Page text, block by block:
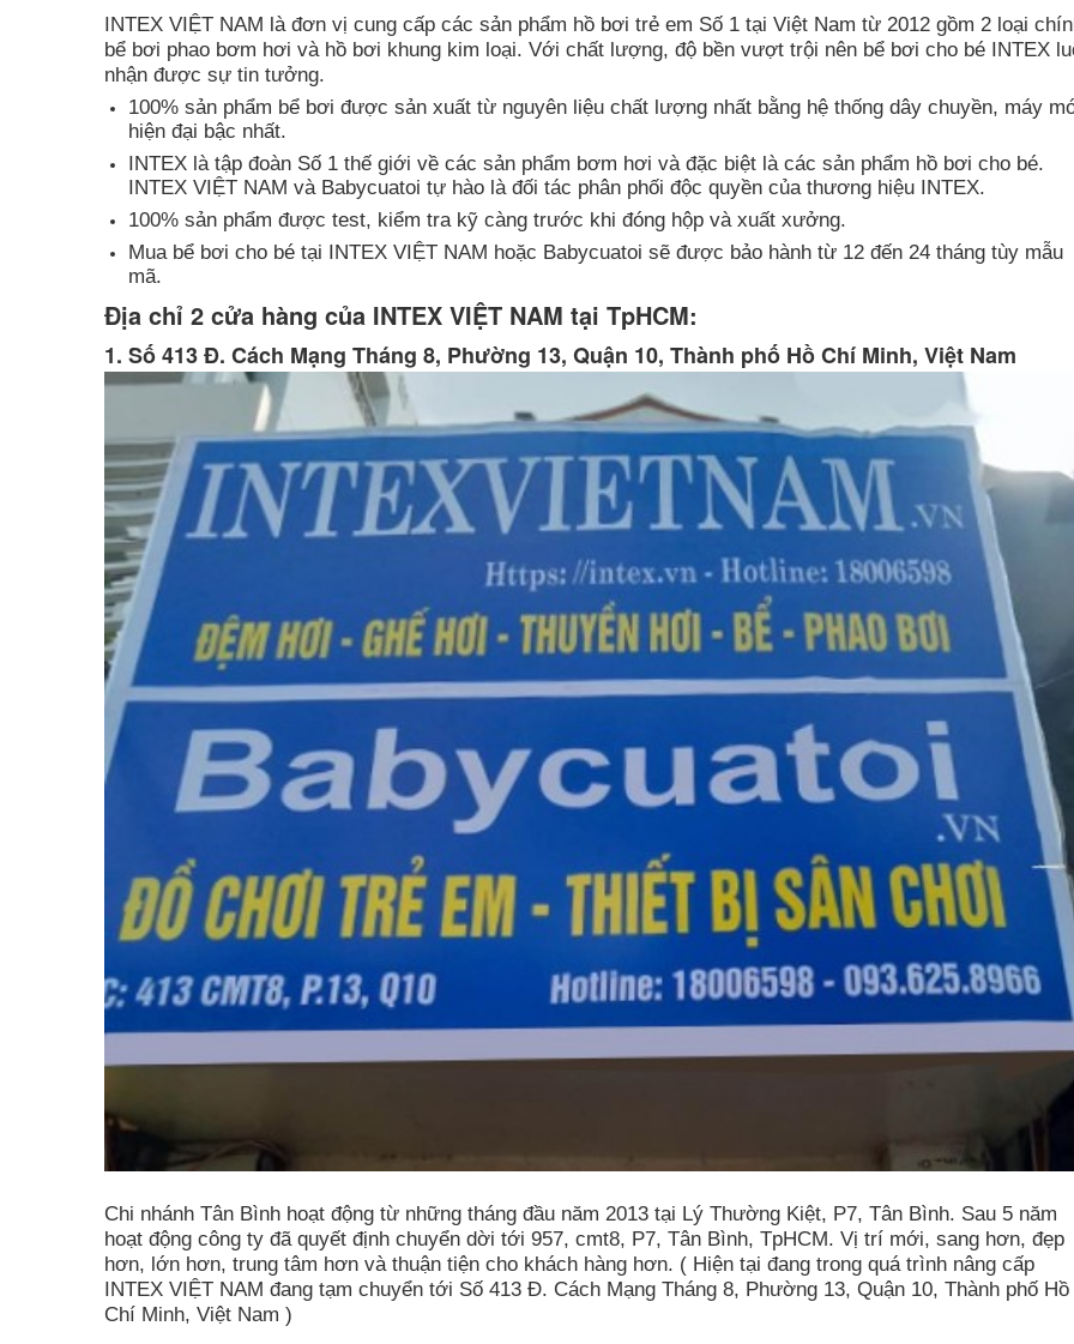
INTEX VIỆT NAM là đơn vị cung cấp các sản phẩm hồ bơi trẻ em Số 1 tại Việt Nam từ 2012 gồm 2 loại
bể bơi phao bơm hơi và hồ bơi khung kim loại. Với chất lượng, độ bền vượt trội nên bể bơi cho bé INTEX
nhận được sự tin tưởng.
100% sản phẩm bể bơi được sản xuất từ nguyên liệu chất lượng nhất bằng hệ thống dây chuyền, máy
hiện đại bậc nhất.
INTEX là tập đoàn Số 1 thế giới về các sản phẩm bơm hơi và đặc biệt là các sản phẩm hồ bơi cho bé.
INTEX VIỆT NAM và Babycuatoi tự hào là đối tác phân phối độc quyền của thương hiệu INTEX.
100% sản phẩm được test, kiểm tra kỹ càng trước khi đóng hộp và xuất xưởng.
Mua bể bơi cho bé tại INTEX VIỆT NAM hoặc Babycuatoi sẽ được bảo hành từ 12 đến 24 tháng tùy mẫu
mã.
Địa chỉ 2 cửa hàng của INTEX VIỆT NAM tại TpHCM:
1. Số 413 Đ. Cách Mạng Tháng 8, Phường 13, Quận 10, Thành phố Hồ Chí Minh, Việt Nam
Chi nhánh Tân Bình hoạt động từ những tháng đầu năm 2013 tại Lý Thường Kiệt, P7, Tân Bình. Sau 5 năm
hoạt động công ty đã quyết định chuyển dời tới 957, cmt8, P7, Tân Bình, TpHCM. Vị trí mới, sang hơn, đẹp
hơn, lớn hơn, trung tâm hơn và thuận tiện cho khách hàng hơn. ( Hiện tại đang trong quá trình nâng cấp
INTEX VIỆT NAM đang tạm chuyển tới Số 413 Đ. Cách Mạng Tháng 8, Phường 13, Quận 10, Thành phố Hồ
Chí Minh, Việt Nam )